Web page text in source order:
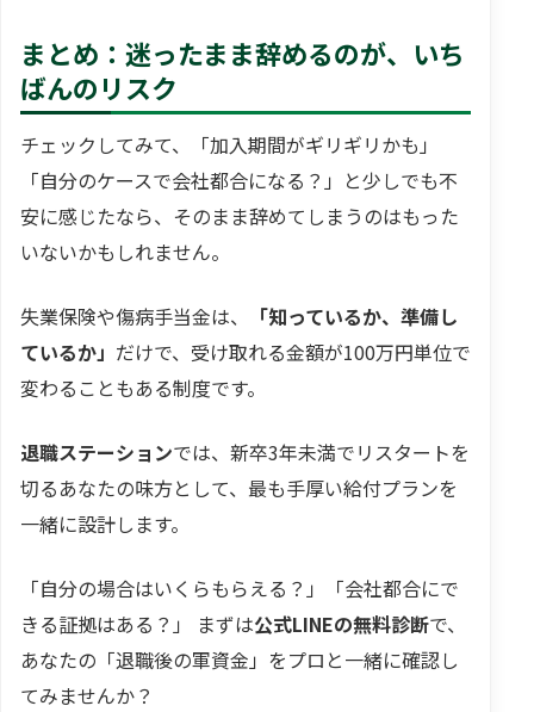
まとめ：迷ったまま辞めるのが、いち
ばんのリスク
チェックしてみて、「加入期間がギリギリかも」
「自分のケースで会社都合になる？」と少しでも不
安に感じたなら、そのまま辞めてしまうのはもった
いないかもしれません。
失業保険や傷病手当金は、
「知っているか、準備し
ているか」 だけで、受け取れる金額が100万円単位で
変わることもある制度です。
退職ステーションでは、新卒3年未満でリスタートを
切るあなたの味方として、最も手厚い給付プランを
一緒に設計します。
「自分の場合はいくらもらえる？」「会社都合にで
きる証拠はある？」 まずは公式LINEの無料診断で、
あなたの「退職後の軍資金」をプロと一緒に確認し
てみませんか？